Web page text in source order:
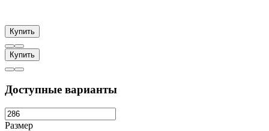
Купить
Купить
Доступные варианты
Размер